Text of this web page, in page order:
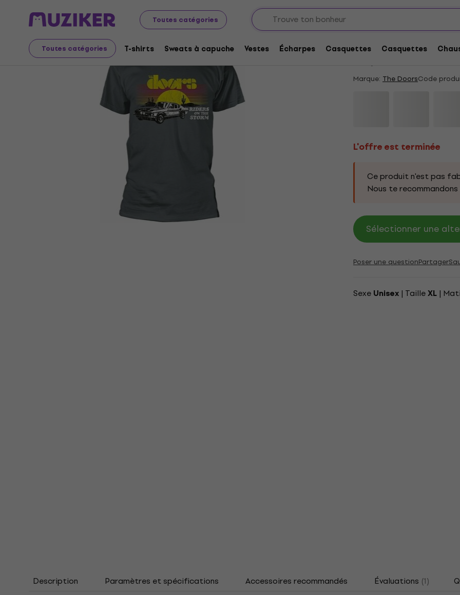
Toutes catégories
Toutes catégories T-shirts Sweats à capuche Vestes Écharpes Casquettes Casquettes
Merch Produits musicaux T-shirts
L'offre est terminée
L'offre est terminée
The Doors Riders
Marque: The DoorsCode
L'offre est terminée
Ce produit n'est pas
Nous te
Sélectionner une
Poser une questionPartager
Sexe Unisex | TailleXL |
Description Paramètres et spécifications Accessoires recommandés Évaluations (1)